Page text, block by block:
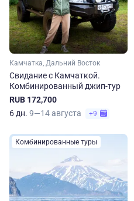
Камчатка, Дальний Восток
Свидание с Камчаткой.
Комбинированный джип-тур
RUB 172,700
6 дн. 9—14 августа +9
Комбинированные туры